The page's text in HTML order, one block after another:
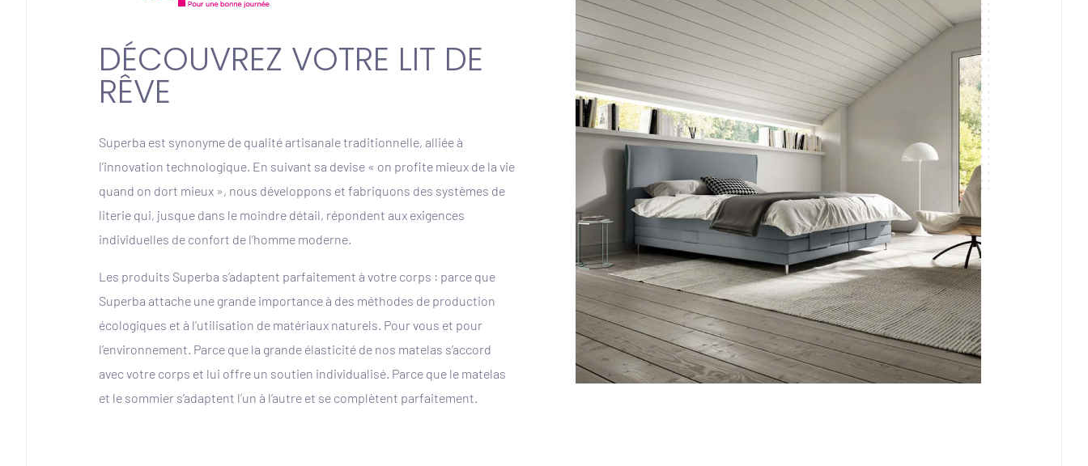
DÉCOUVREZ VOTRE LIT DE
RÊVE
Superba est synonyme de qualité artisanale traditionnelle, alliée à
l’innovation technologique. En suivant sa devise « on profite mieux de la vie
quand on dort mieux », nous développons et fabriquons des systèmes de
literie qui, jusque dans le moindre détail, répondent aux exigences
individuelles de confort de l’homme moderne.
Les produits Superba s’adaptent parfaitement à votre corps : parce que
Superba attache une grande importance à des méthodes de production
écologiques et à l’utilisation de matériaux naturels. Pour vous et pour
l’environnement. Parce que la grande élasticité de nos matelas s’accord
avec votre corps et lui offre un soutien individualisé. Parce que le matelas
et le sommier s’adaptent l’un à l’autre et se complètent parfaitement.